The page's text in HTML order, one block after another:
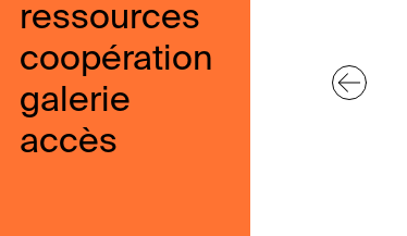
ressources
coopération
galerie
accès